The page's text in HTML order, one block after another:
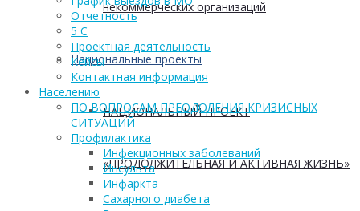
некоммерческих организаций
Национальные проекты
НАЦИОНАЛЬНЫЙ ПРОЕКТ
«ПРОДОЛЖИТЕЛЬНАЯ И АКТИВНАЯ ЖИЗНЬ»
Отчетность
5 С
Проектная деятельность
Кейсы
Контактная информация
Населению
ПО ВОПРОСАМ ПРЕОДОЛЕНИЯ КРИЗИСНЫХ
СИТУАЦИЙ
Профилактика
Инфекционных заболеваний
Инсульта
Инфаркта
Сахарного диабета